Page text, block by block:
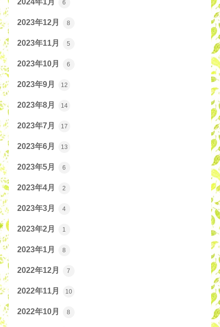
6
2023年12月 8
2023年11月 5
2023年10月 6
2023年9月 12
2023年8月 14
2023年7月 17
2023年6月 13
2023年5月 6
2023年4月 2
2023年3月 4
2023年2月 1
2023年1月 8
2022年12月 7
2022年11月 10
2022年10月 8